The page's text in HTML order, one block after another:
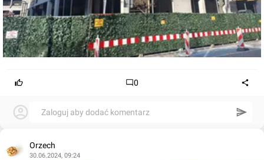
0
Zaloguj aby dodać komentarz
Orzech
30.06.2024, 09:24